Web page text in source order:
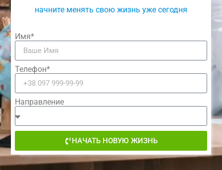
начните менять свою жизнь уже сегодня
Имя*
Телефон*
Направление
НАЧАТЬ НОВУЮ ЖИЗНЬ